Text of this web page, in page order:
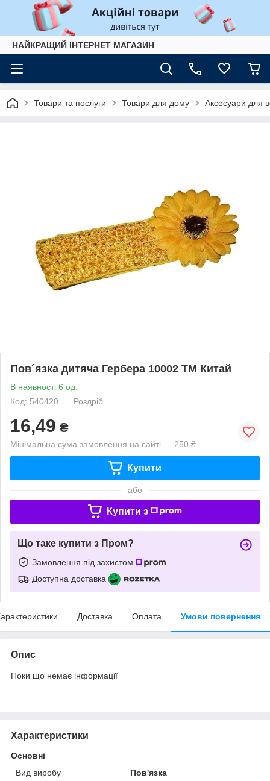
НАЙКРАЩИЙ ІНТЕРНЕТ МАГАЗИН
Товари та послуги Товари для дому Аксесуари для
Пов´язка дитяча Гербера 10002 ТМ Китай
В наявності 6 од.
Код: 540420
Роздріб
16,49 ₴
Мінімальна сума замовлення на сайті — 250 ₴
Купити
або
Купити з
Що таке купити з Пром?
Замовлення під захистом
Доступна доставка
Доставка Оплата Умови повернення
Опис
Поки що немає інформації
Характеристики
Основні
Вид виробу
Пов'язка